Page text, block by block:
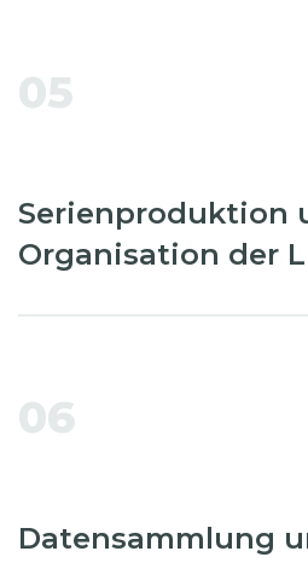
05
Serienproduktion
Organisation der
06
Datensammlung